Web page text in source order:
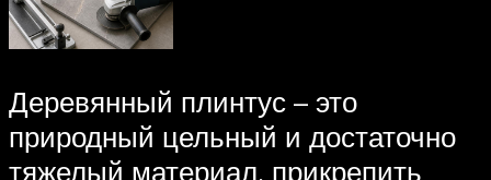
Деревянный плинтус – это
природный цельный и достаточно
тяжелый материал, прикрепить